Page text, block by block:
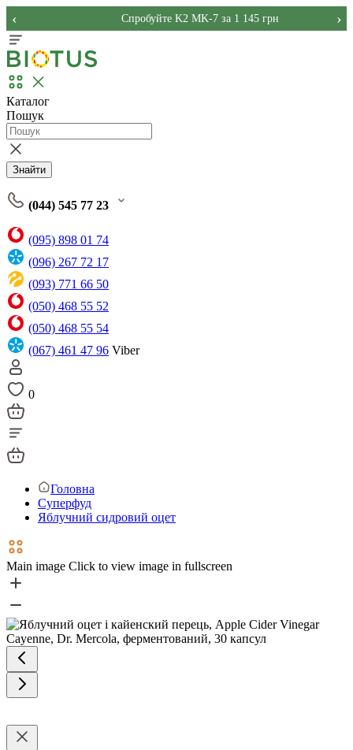
Спробуйте K2 MK-7 за 1 145 грн
‹ ›
Каталог
Пошук
Знайти
(044) 545 77 23
(095) 898 01 74
(096) 267 72 17
(093) 771 66 50
(050) 468 55 52
(050) 468 55 54
(067) 461 47 96 Viber
0
Головна
Суперфуд
Яблучний сидровий оцет
Main image Click to view image in fullscreen